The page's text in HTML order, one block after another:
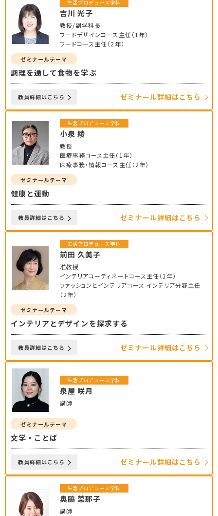
生活プロデュース学科
吉川 光子
教授/副学科長
フードデザインコース主任（1年）
フードコース主任（2年）
ゼミナールテーマ
調理を通して食物を学ぶ
ゼミナール詳細はこちら
教員詳細はこちら
生活プロデュース学科
小泉 綾
教授
医療事務コース主任（1年）
医療事務・情報コース主任（2年）
ゼミナールテーマ
健康と運動
ゼミナール詳細はこちら
教員詳細はこちら
生活プロデュース学科
前田 久美子
准教授
インテリアコーディネートコース主任（1年）
ファッションとインテリアコース インテリア分野主任
（2年）
ゼミナールテーマ
インテリアとデザインを探求する
ゼミナール詳細はこちら
教員詳細はこちら
生活プロデュース学科
泉屋 咲月
講師
ゼミナールテーマ
文学・ことば
ゼミナール詳細はこちら
教員詳細はこちら
生活プロデュース学科
奥脇 菜那子
講師